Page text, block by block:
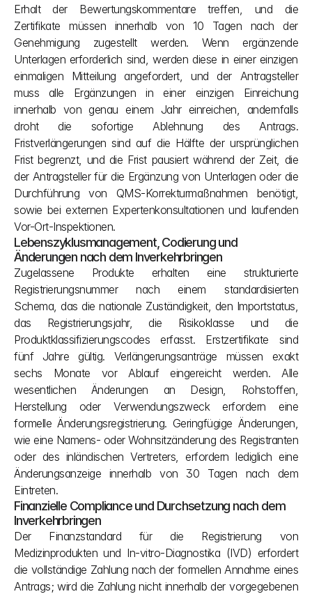
Erhalt der Bewertungskommentare treffen, und die
Zertifikate müssen innerhalb von 10 Tagen nach der
Genehmigung zugestellt werden. Wenn ergänzende
Unterlagen erforderlich sind, werden diese in einer einzigen
einmaligen Mitteilung angefordert, und der Antragsteller
muss alle Ergänzungen in einer einzigen Einreichung
innerhalb von genau einem Jahr einreichen, andernfalls
droht die sofortige Ablehnung des Antrags.
Fristverlängerungen sind auf die Hälfte der ursprünglichen
Frist begrenzt, und die Frist pausiert während der Zeit, die
der Antragsteller für die Ergänzung von Unterlagen oder die
Durchführung von QMS-Korrekturmaßnahmen benötigt,
sowie bei externen Expertenkonsultationen und laufenden
Vor-Ort-Inspektionen.
Lebenszyklusmanagement, Codierung und
Änderungen nach dem Inverkehrbringen
Zugelassene Produkte erhalten eine strukturierte
Registrierungsnummer nach einem standardisierten
Schema, das die nationale Zuständigkeit, den Importstatus,
das Registrierungsjahr, die Risikoklasse und die
Produktklassifizierungscodes erfasst. Erstzertifikate sind
fünf Jahre gültig. Verlängerungsanträge müssen exakt
sechs Monate vor Ablauf eingereicht werden. Alle
wesentlichen Änderungen an Design, Rohstoffen,
Herstellung oder Verwendungszweck erfordern eine
formelle Änderungsregistrierung. Geringfügige Änderungen,
wie eine Namens- oder Wohnsitzänderung des Registranten
oder des inländischen Vertreters, erfordern lediglich eine
Änderungsanzeige innerhalb von 30 Tagen nach dem
Eintreten.
Finanzielle Compliance und Durchsetzung nach dem
Inverkehrbringen
Der Finanzstandard für die Registrierung von
Medizinprodukten und In-vitro-Diagnostika (IVD) erfordert
die vollständige Zahlung nach der formellen Annahme eines
Antrags; wird die Zahlung nicht innerhalb der vorgegebenen